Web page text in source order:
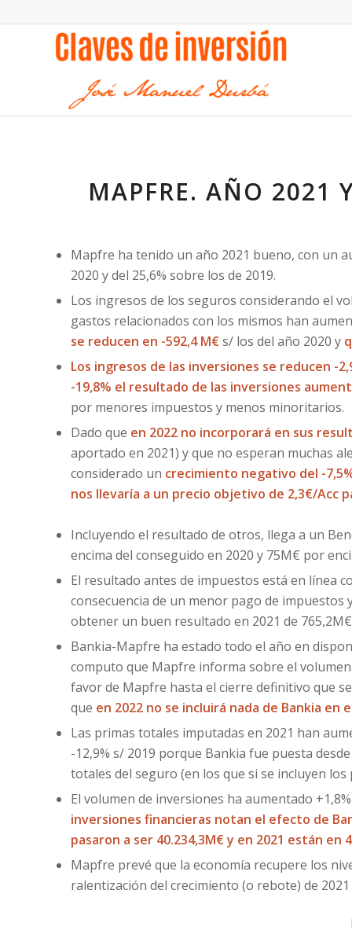
MAPFRE. AÑO 2021
Mapfre ha tenido un año 2021 bueno, con un
2020 y del 25,6% sobre los de 2019.
Los ingresos de los seguros considerando el
gastos relacionados con los mismos han
se reducen en -592,4 M€s/ los del año 2020 y
Los ingresos de las inversiones se reducen -
-19,8% el resultado de las inversiones
por menores impuestos y menos minoritarios.
Dado que en 2022 no incorporará en sus
aportado en 2021) y que no esperan muchas
considerado un crecimiento negativo del -
nos llevaría a un precio objetivo de 2,3€/Acc
Incluyendo el resultado de otros, llega a un
encima del conseguido en 2020 y 75M€ por
El resultado antes de impuestos está en línea
consecuencia de un menor pago de
obtener un buen resultado en 2021 de 765,2M€
Bankia-Mapfre ha estado todo el año en
computo que Mapfre informa sobre el
favor de Mapfre hasta el cierre definitivo que
que en 2022 no se incluirá nada de Bankia en
Las primas totales imputadas en 2021 han
-12,9% s/ 2019 porque Bankia fue puesta
totales del seguro (en los que si se incluyen
El volumen de inversiones ha aumentado
inversiones financieras notan el efecto de
pasaron a ser 40.234,3M€ y en 2021 están en
Mapfre prevé que la economía recupere los
ralentización del crecimiento (o rebote) de